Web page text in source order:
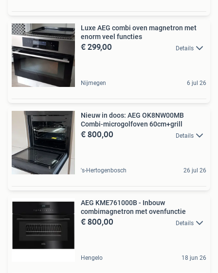
Luxe AEG combi oven magnetron met
enorm veel functies
€ 299,00 Details
Nijmegen 6 jul 26
Nieuw in doos: AEG OK8NW00MB
Combi-microgolfoven 60cm+grill
€ 800,00 Details
's-Hertogenbosch 26 jul 26
AEG KME761000B - Inbouw
combimagnetron met ovenfunctie
€ 800,00 Details
Hengelo 18 jun 26